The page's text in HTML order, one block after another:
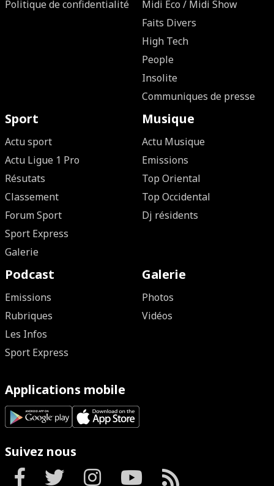
Politique de confidentialité
Midi Eco / Midi Show
Faits Divers
High Tech
People
Insolite
Communiques de presse
Sport
Actu sport
Actu Ligue 1 Pro
Résutats
Classement
Forum Sport
Sport Express
Galerie
Musique
Actu Musique
Emissions
Top Oriental
Top Occidental
Dj résidents
Podcast
Emissions
Rubriques
Les Infos
Sport Express
Galerie
Photos
Vidéos
Applications mobile
Suivez nous